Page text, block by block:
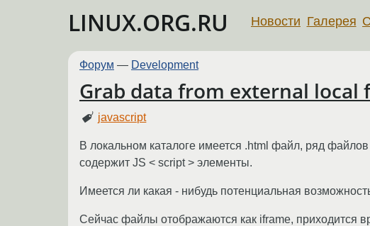
LINUX.ORG.RU Новости Галерея
Форум — Development
Grab data from external local
javascript
В локальном каталоге имеется .html файл, ряд
содержит JS < script > элементы.
Имеется ли какая - нибудь потенциальная
Сейчас файлы отображаются как iframe, приходится